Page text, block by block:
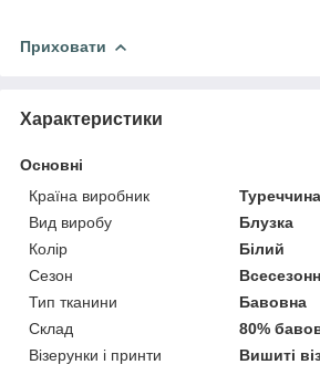
Приховати
Характеристики
Основні
Країна виробник
Туреччина
Вид виробу
Блузка
Колір
Білий
Сезон
Тип тканини
Бавовна
Склад
80%
Візерунки і принти
Вишиті